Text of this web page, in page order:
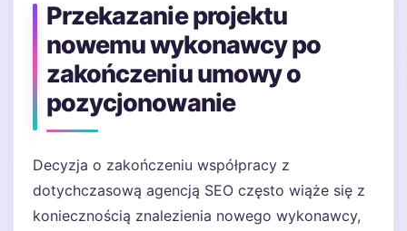
Przekazanie projektu
nowemu wykonawcy po
zakończeniu umowy o
pozycjonowanie
Decyzja o zakończeniu współpracy z
dotychczasową agencją SEO często wiąże się z
koniecznością znalezienia nowego wykonawcy,